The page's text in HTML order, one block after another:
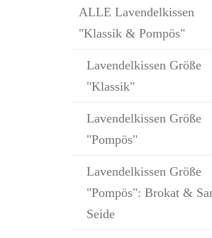
ALLE Lavendelkissen
"Klassik & Pompös"
Lavendelkissen Größe
"Klassik"
Lavendelkissen Größe
"Pompös"
Lavendelkissen Größe
"Pompös": Brokat &
Seide